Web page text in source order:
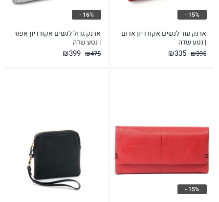
ארנק עור לנשים אקורדיון אדום
| נטע שדה
₪395
המחיר
₪335
15% -
ארנק גדול לנשים אקורדיון אפור
| נטע שדה
₪475
המחיר
₪399
16% -
15% -